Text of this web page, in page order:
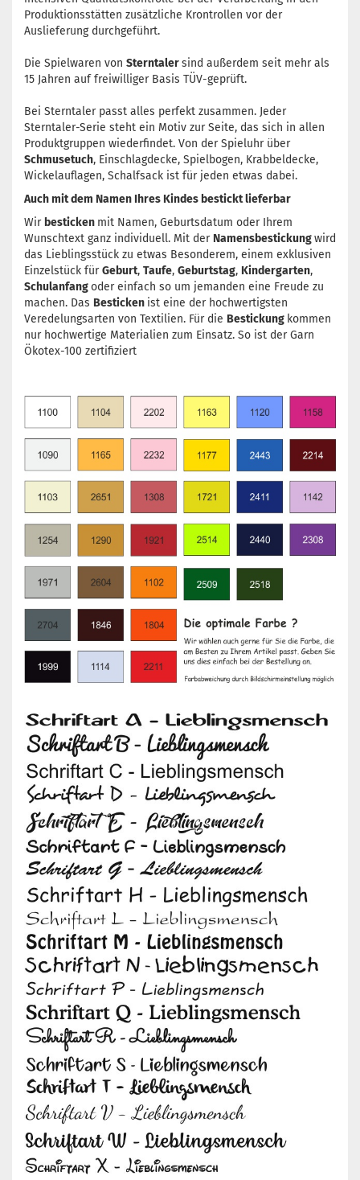
Produktionsstätten zusätzliche Krontrollen vor der
Auslieferung durchgeführt.
Die Spielwaren von Sterntalersind außerdem seit mehr als
15 Jahren auf freiwilliger Basis TÜV-geprüft.
Bei Sterntaler passt alles perfekt zusammen. Jeder
Sterntaler-Serie steht ein Motiv zur Seite, das sich in allen
Produktgruppen wiederfindet. Von der Spieluhr über
Schmusetuch, Einschlagdecke, Spielbogen, Krabbeldecke,
Wickelauflagen, Schalfsack ist für jeden etwas dabei.
Auch mit dem Namen Ihres Kindes bestickt lieferbar
Wir besticken mit Namen, Geburtsdatum oder Ihrem
Wunschtext ganz individuell. Mit der Namensbestickungwird
das Lieblingsstück zu etwas Besonderem, einem exklusiven
Einzelstück fürGeburt, Taufe, Geburtstag, Kindergarten,
Schulanfangoder einfach so um jemanden eine Freude zu
machen. Das Besticken ist eine der hochwertigsten
Veredelungsarten von Textilien. Für die Bestickung kommen
nur hochwertige Materialien zum Einsatz. So ist der Garn
Ökotex-100 zertifiziert